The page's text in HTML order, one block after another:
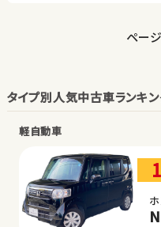
ペー
タイプ別人気中古車ランキ
軽自動車
1